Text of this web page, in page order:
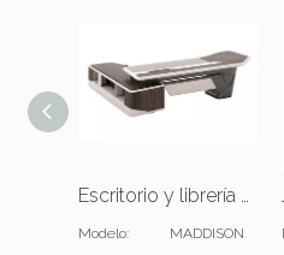
Escritorio y librería en forma de L de Office Executive
Modelo: MADDISON